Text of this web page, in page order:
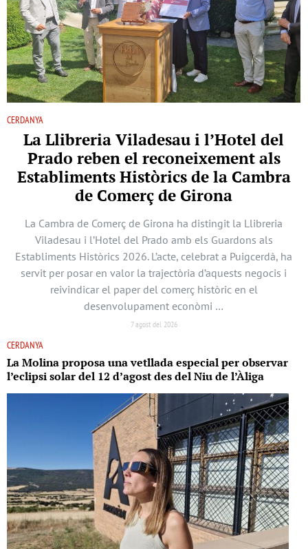
CERDANYA
La Llibreria Viladesau i l’Hotel del
Prado reben el reconeixement als
Establiments Històrics de la Cambra
de Comerç de Girona
La Cambra de Comerç de Girona ha distingit la Llibreria
Viladesau i l’Hotel del Prado amb els Guardons als
Establiments Històrics 2026. L’acte, celebrat a Puigcerdà, ha
servit per posar en valor la trajectòria d’aquests negocis i
reivindicar el paper del comerç històric en el
desenvolupament econòmi …
7 agost del 2026
CERDANYA
La Molina proposa una vetllada especial per observar
l’eclipsi solar del 12 d’agost des del Niu de l’Àliga